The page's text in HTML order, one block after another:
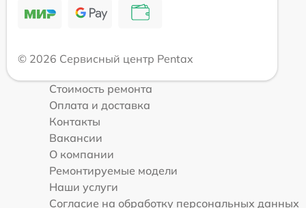
© 2026 Сервисный центр Pentax
Стоимость ремонта
Оплата и доставка
Контакты
Вакансии
О компании
Ремонтируемые модели
Наши услуги
Согласие на обработку персональных данных